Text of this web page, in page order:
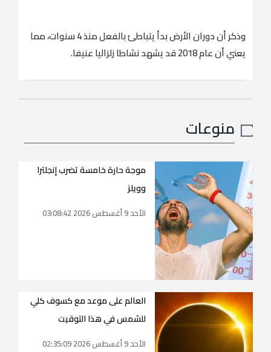
وذكر أن دوران الأرض بدأ يتباطئ بالفعل منذ 4 سنوات، مما
يعني أن عام 2018 قد يشهد نشاطا زلزاليا عنيفا.
منوعات
موجة حارة خامسة تضرب إنجلترا
وويلز
الأحد 9 أغسطس 2026 03:08:42
العالم على موعد مع كسوف كلي
للشمس في هذا التوقيت
الأحد 9 أغسطس 2026 02:35:09